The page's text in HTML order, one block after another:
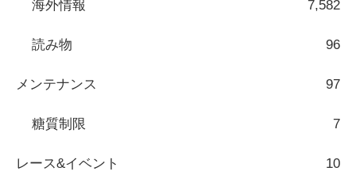
海外情報 7,582
読み物 96
メンテナンス 97
糖質制限 7
レース&イベント 10